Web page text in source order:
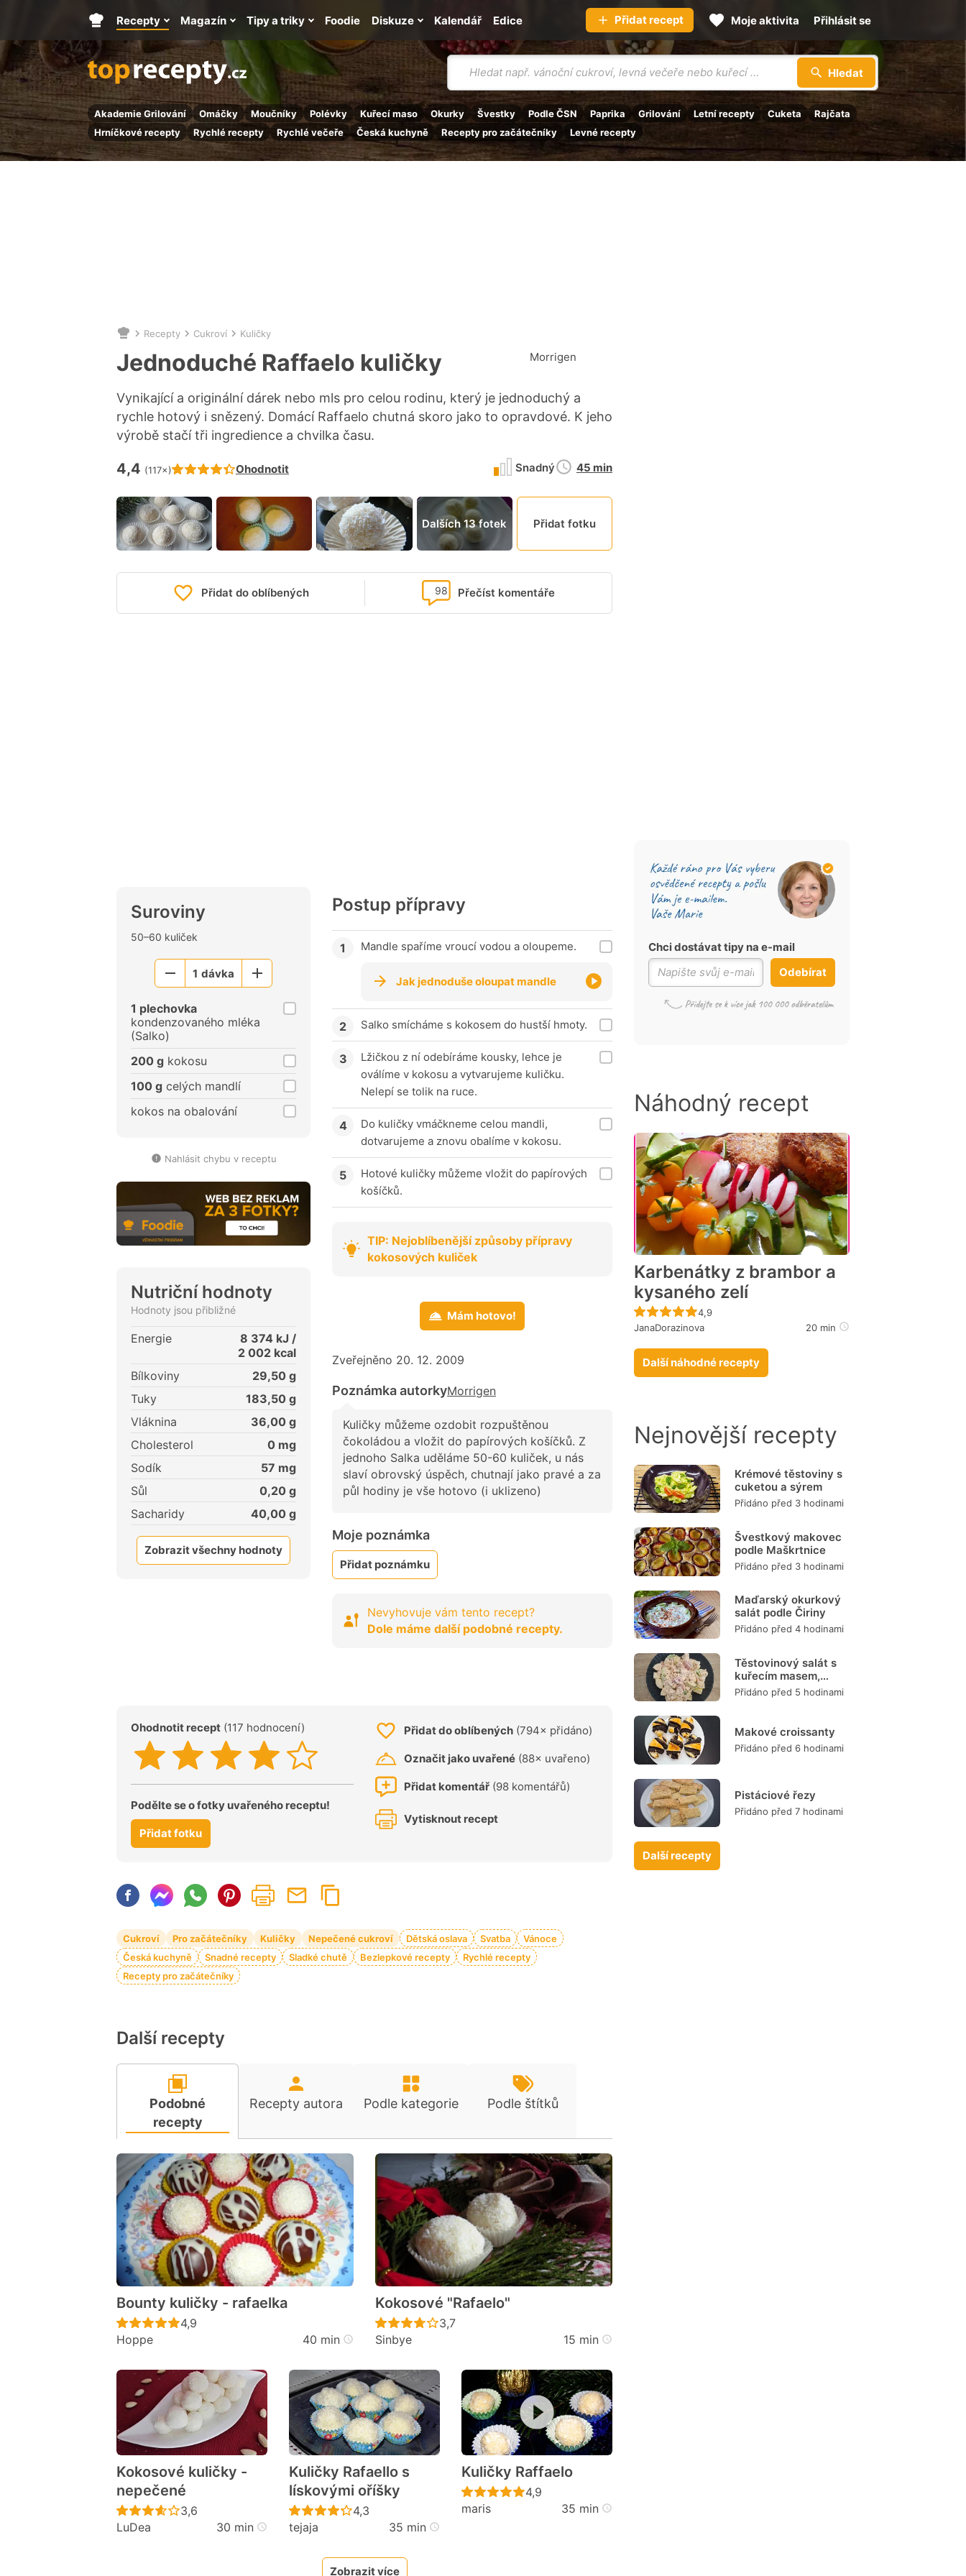
Vyhledávání
Hledat
Akademie Grilování Omáčky Moučníky Polévky Kuřecí maso Okurky Švestky Podle ČSN Paprika Grilování Letní recepty Cuketa
Rajčata
Hrníčkové recepty
Rychlé recepty Rychlé večeře Česká kuchyně Recepty pro začátečníky Levné recepty
Hlavní
stránka
Recepty Magazín Tipy a triky Kalendář
Foodie Diskuze Edice Přidat recept Moje aktivita Přihlásit se
Nacházíte
se
zde:
Recepty Cukroví Kuličky
Jednoduché Raffaelo kuličky
Vynikající a originální dárek nebo mls pro celou rodinu, který je jednoduchý a
rychle hotový i snězený. Domácí Raffaelo chutná skoro jako to opravdové. K jeho
výrobě stačí tři ingredience a chvilka času.
Hodnocení receptu je
4,4 (117×) Ohodnotit
Morrigen
Snadný
Doba
45 min
Dalších 13 fotek Přidat fotku
Přidat do oblíbených Přečíst komentáře
98
Suroviny
50–60 kuliček
Menší
1 dávka
Větší
1 plechovka
kondenzovaného mléka
(Salko)
200 g kokosu
100 g celých mandlí
kokos na obalování
Nahlásit chybu v receptu
Nutriční hodnoty
Hodnoty jsou přibližné
Energie 8 374 kJ /
2 002 kcal
Bílkoviny
29,50 g
Tuky
183,50 g
Vláknina
36,00 g
Cholesterol
0 mg
Sodík
57 mg
Sůl
0,20 g
Sacharidy
40,00 g
Zobrazit všechny hodnoty
Postup přípravy
Mandle spaříme vroucí vodou a oloupeme.
Jak jednoduše oloupat mandle
Salko smícháme s kokosem do hustší hmoty.
Lžičkou z ní odebíráme kousky, lehce je
oválíme v kokosu a vytvarujeme kuličku.
Nelepí se tolik na ruce.
Do kuličky vmáčkneme celou mandli,
dotvarujeme a znovu obalíme v kokosu.
Hotové kuličky můžeme vložit do papírových
košíčků.
TIP: Nejoblíbenější způsoby přípravy
kokosových kuliček
Mám hotovo!
Zveřejněno 20. 12. 2009
Poznámka autorkyMorrigen
Kuličky můžeme ozdobit rozpuštěnou
čokoládou a vložit do papírových košíčků. Z
jednoho Salka uděláme 50-60 kuliček, u nás
slaví obrovský úspěch, chutnají jako pravé a za
půl hodiny je vše hotovo (i uklizeno)
Moje poznámka
Přidat poznámku
Nevyhovuje vám tento recept?
Dole máme další podobné recepty.
Ohodnotit recept (117 hodnocení)
Podělte se o fotky uvařeného receptu!
Přidat fotku
Přidat do oblíbených (794× přidáno)
Označit jako uvařené (88× uvařeno)
Přidat komentář (98 komentářů)
Vytisknout recept
Cukroví Pro začátečníky Kuličky Nepečené cukroví Dětská oslava Svatba
Vánoce
Česká kuchyně
Snadné recepty Sladké chutě Bezlepkové recepty
Rychlé recepty
Recepty pro začátečníky
Další recepty
Podobné
recepty
Recepty autora Podle kategorie Podle štítků
Bounty kuličky - rafaelka
Recept ještě nebyl hodnocen
4,9
Hoppe
40 min
Kokosové "Rafaelo"
Recept ještě nebyl hodnocen
3,7
Sinbye
15 min
Kokosové kuličky -
nepečené
Recept ještě nebyl hodnocen
3,6
LuDea
30 min
Kuličky Rafaello s
lískovými oříšky
Recept ještě nebyl hodnocen
4,3
tejaja
35 min
Kuličky Raffaelo
Recept ještě nebyl hodnocen
4,9
maris
35 min
Zobrazit více
Chci dostávat tipy na e-mail
Odebírat
Náhodný recept
Karbenátky z brambor a
kysaného zelí
Recept ještě nebyl hodnocen
4,9
JanaDorazinova
20 min
Další náhodné recepty
Nejnovější recepty
Krémové těstoviny s
cuketou a sýrem
Přidáno před 3 hodinami
Švestkový makovec
podle Maškrtnice
Přidáno před 3 hodinami
Maďarský okurkový
salát podle Čiriny
Přidáno před 4 hodinami
Těstovinový salát s
kuřecím masem,
zeleninou a
dresinkem
Přidáno před 5 hodinami
Makové croissanty
Přidáno před 6 hodinami
Pistáciové řezy
Přidáno před 7 hodinami
Další recepty